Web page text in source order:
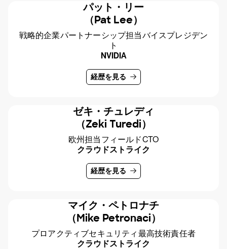
パット・リー
（Pat Lee）
戦略的企業パートナーシップ担当バイスプレジデン
ト
NVIDIA
経歴を見る
ゼキ・チュレディ
（Zeki Turedi）
欧州担当フィールドCTO
クラウドストライク
経歴を見る
マイク・ペトロナチ
（Mike Petronaci）
プロアクティブセキュリティ最高技術責任者
クラウドストライク